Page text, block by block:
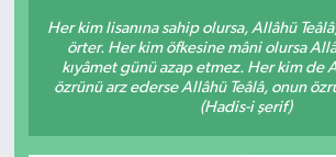
Her kim lisanına sahip olursa, Allâhü
örter. Her kim öfkesine mâni olursa
kıyâmet günü azap etmez. Her kim de
özrünü arz ederse Allâhü Teâlâ, onun
(Hadis-i şerif)
Güncel
HABERDE İNSAN
İlginç